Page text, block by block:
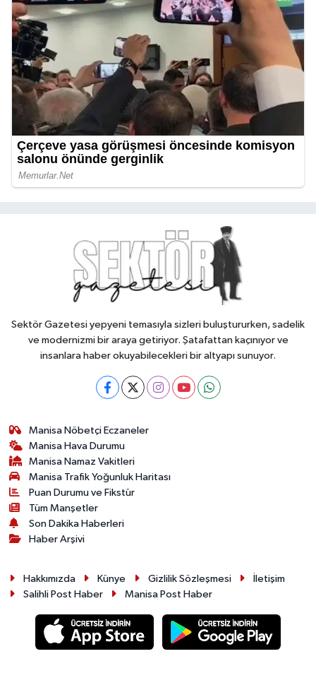
Sektör Gazetesi yepyeni temasıyla sizleri buluştururken, sadelik
ve modernizmi bir araya getiriyor. Şatafattan kaçınıyor ve
insanlara haber okuyabilecekleri bir altyapı sunuyor.
Manisa Nöbetçi Eczaneler
Manisa Hava Durumu
Manisa Namaz Vakitleri
Manisa Trafik Yoğunluk Haritası
Puan Durumu ve Fikstür
Tüm Manşetler
Son Dakika Haberleri
Haber Arşivi
Hakkımızda Künye Gizlilik Sözleşmesi
İletişim
Salihli Post Haber
Manisa Post Haber